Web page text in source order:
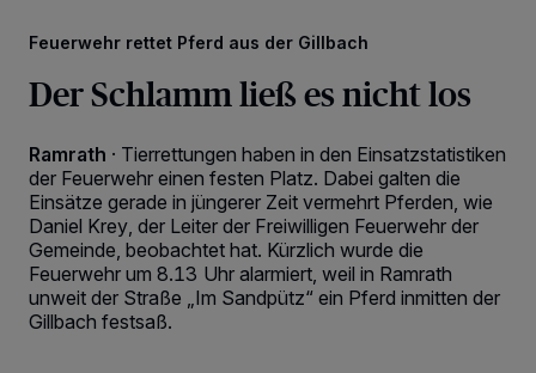
Feuerwehr rettet Pferd aus der Gillbach
Der Schlamm ließ es nicht los
Ramrath · Tierrettungen haben in den Einsatzstatistiken
der Feuerwehr einen festen Platz. Dabei galten die
Einsätze gerade in jüngerer Zeit vermehrt Pferden, wie
Daniel Krey, der Leiter der Freiwilligen Feuerwehr der
Gemeinde, beobachtet hat. Kürzlich wurde die
Feuerwehr um 8.13 Uhr alarmiert, weil in Ramrath
unweit der Straße „Im Sandpütz“ ein Pferd inmitten der
Gillbach festsaß.
Wir und unsere218-Partner speichern und greifen auf personenbezogene Daten
wie Browserdaten oder eindeutige Kennungen auf Ihrem Gerät zu. Durch Auswahl
von OK aktivieren Sie Tracking-Technologien für die unter „Wir und unsere